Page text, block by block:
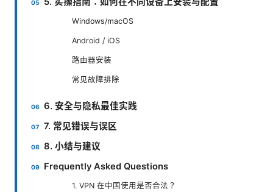
Windows/macOS
Android / iOS
路由器安装
常见故障排除
6. 安全与隐私最佳实践
7. 常见错误与误区
8. 小结与建议
Frequently Asked Questions
1. VPN 在中国使用是否合法？